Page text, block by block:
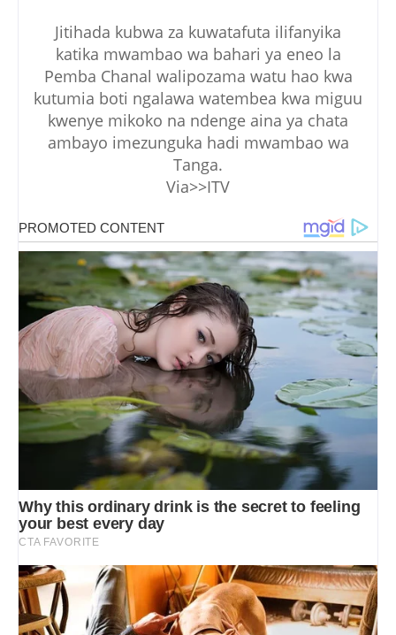
Jitihada kubwa za kuwatafuta ilifanyika
katika mwambao wa bahari ya eneo la
Pemba Chanal walipozama watu hao kwa
kutumia boti ngalawa watembea kwa miguu
kwenye mikoko na ndenge aina ya chata
ambayo imezunguka hadi mwambao wa
Tanga.
Via>>ITV